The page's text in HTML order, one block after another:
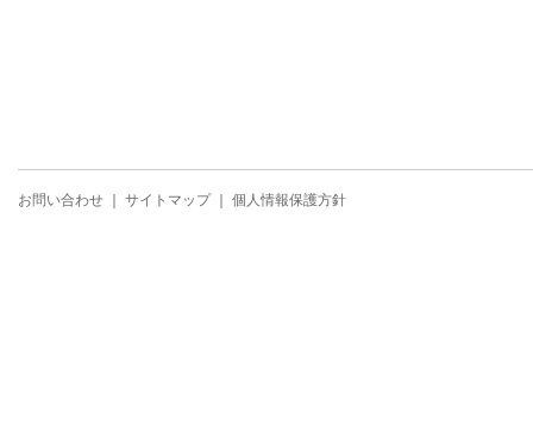
お問い合わせ サイトマップ｜ 個人情報保護方針